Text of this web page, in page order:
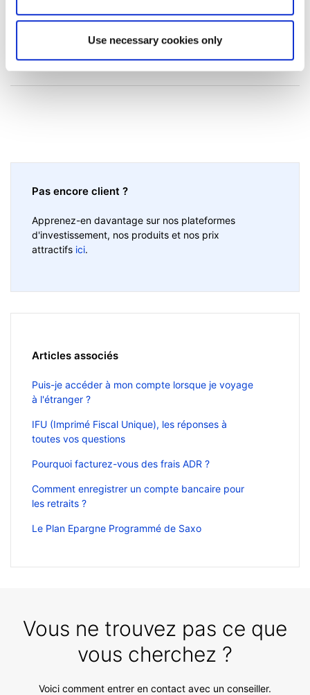
Use necessary cookies only
Pas encore client ?
Apprenez-en davantage sur nos plateformes
d'investissement, nos produits et nos prix
attractifs ici.
Articles associés
Puis-je accéder à mon compte lorsque je voyage
à l'étranger ?
IFU (Imprimé Fiscal Unique), les réponses à
toutes vos questions
Pourquoi facturez-vous des frais ADR ?
Comment enregistrer un compte bancaire pour
les retraits ?
Le Plan Epargne Programmé de Saxo
Vous ne trouvez pas ce que
vous cherchez ?
Voici comment entrer en contact avec un conseiller.